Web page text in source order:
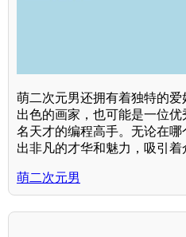
萌二次元男还拥有着独特的
出色的画家，也可能是一位
名天才的编程高手。无论在
出非凡的才华和魅力，吸引着
萌二次元男